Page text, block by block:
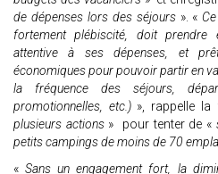
de dépenses lors des séjours». «
fortement plébiscité, doit prendre
attentive à ses dépenses, et
économiques pour pouvoir partir en
la fréquence des séjours,
promotionnelles, etc.)», rappelle la
plusieurs actions» pour tenter de «
petits campings de moins de 70
«Sans un engagement fort, la